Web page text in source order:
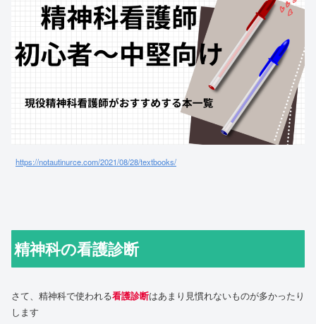
https://notautinurce.com/2021/08/28/textbooks/
精神科の看護診断
さて、精神科で使われる看護診断はあまり見慣れないものが多かったり
します